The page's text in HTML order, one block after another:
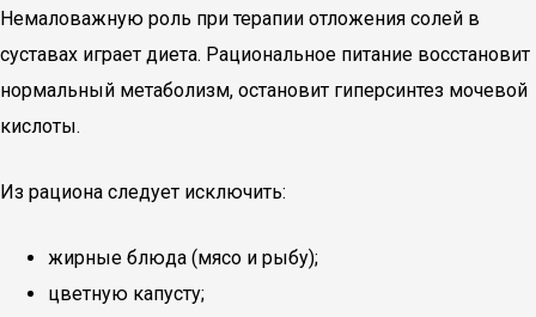
Немаловажную роль при терапии отложения солей в
суставах играет диета. Рациональное питание восстановит
нормальный метаболизм, остановит гиперсинтез мочевой
кислоты.
Из рациона следует исключить:
жирные блюда (мясо и рыбу);
цветную капусту;